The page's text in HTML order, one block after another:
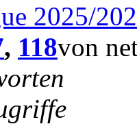
2025/
, 118von